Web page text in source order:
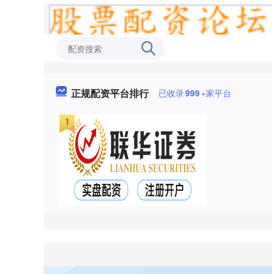
正规配资平台排行 已收录999+家平台